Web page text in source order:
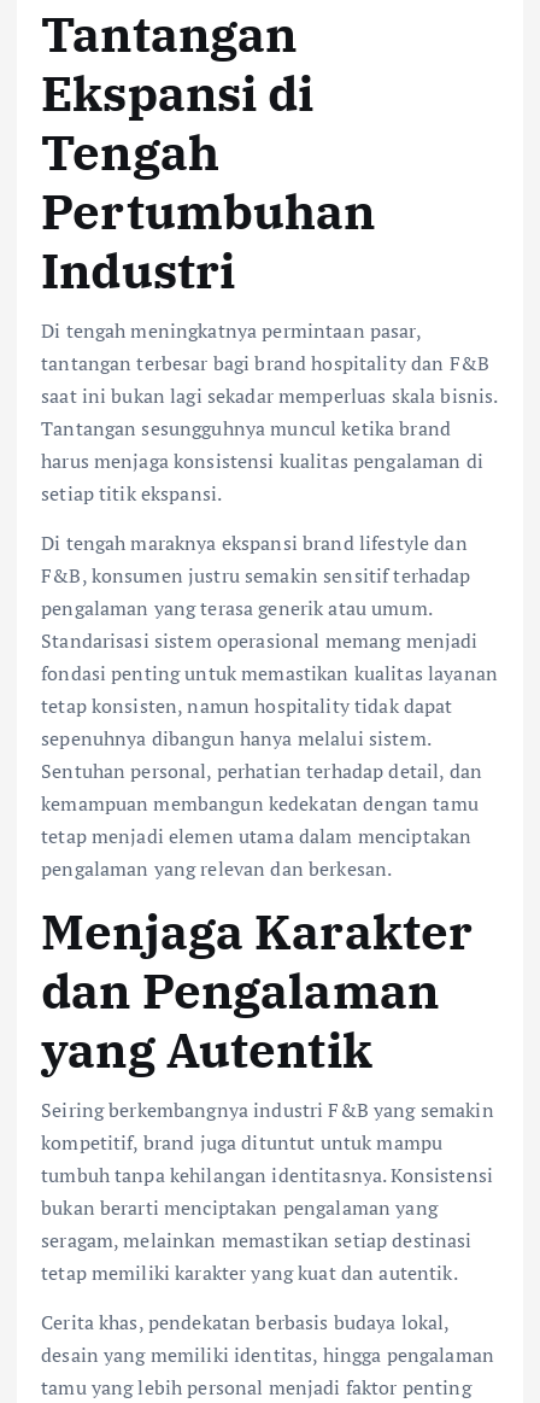
Tantangan
Ekspansi di
Tengah
Pertumbuhan
Industri
Di tengah meningkatnya permintaan pasar,
tantangan terbesar bagi brand hospitality dan F&B
saat ini bukan lagi sekadar memperluas skala bisnis.
Tantangan sesungguhnya muncul ketika brand
harus menjaga konsistensi kualitas pengalaman di
setiap titik ekspansi.
Di tengah maraknya ekspansi brand lifestyle dan
F&B, konsumen justru semakin sensitif terhadap
pengalaman yang terasa generik atau umum.
Standarisasi sistem operasional memang menjadi
fondasi penting untuk memastikan kualitas layanan
tetap konsisten, namun hospitality tidak dapat
sepenuhnya dibangun hanya melalui sistem.
Sentuhan personal, perhatian terhadap detail, dan
kemampuan membangun kedekatan dengan tamu
tetap menjadi elemen utama dalam menciptakan
pengalaman yang relevan dan berkesan.
Menjaga Karakter
dan Pengalaman
yang Autentik
Seiring berkembangnya industri F&B yang semakin
kompetitif, brand juga dituntut untuk mampu
tumbuh tanpa kehilangan identitasnya. Konsistensi
bukan berarti menciptakan pengalaman yang
seragam, melainkan memastikan setiap destinasi
tetap memiliki karakter yang kuat dan autentik.
Cerita khas, pendekatan berbasis budaya lokal,
desain yang memiliki identitas, hingga pengalaman
tamu yang lebih personal menjadi faktor penting